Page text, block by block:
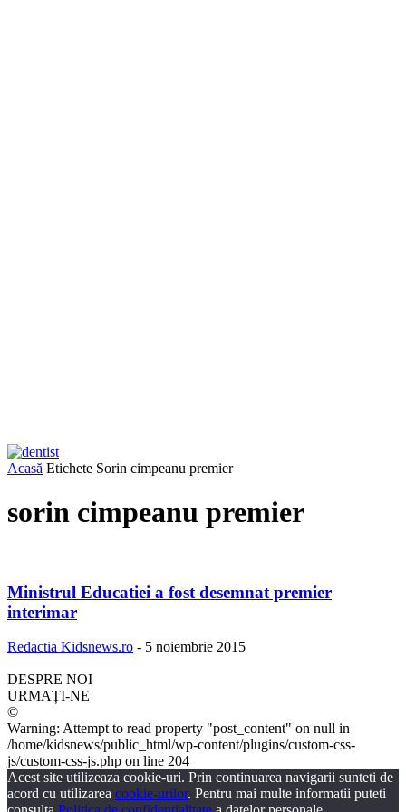
Acasă Etichete Sorin cimpeanu premier
sorin cimpeanu premier
Ministrul Educatiei a fost desemnat premier
interimar
Redactia Kidsnews.ro - 5 noiembrie 2015
DESPRE NOI
URMAȚI-NE
©
Warning: Attempt to read property "post_content" on null in
/home/kidsnews/public_html/wp-content/plugins/custom-css-
js/custom-css-js.php on line 204
Acest site utilizeaza cookie-uri. Prin continuarea navigarii sunteti de
acord cu utilizarea cookie-urilor. Pentru mai multe informatii puteti